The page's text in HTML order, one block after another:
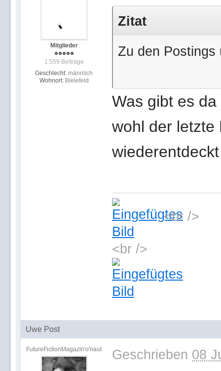
Mitglieder
1.559 Beiträge
Geschlecht: männlich
Wohnort: Bielefeld
Zitat
Zu den Postings
Was gibt es
wohl der letzte
<br />
<br />
Uwe Post
FutureFictionMagazin'o'naut Geschrieben 08